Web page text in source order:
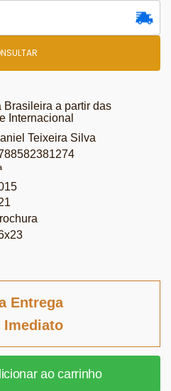
Brasileira a partir das
Internacional
Teixeira Silva
Entrega
Imediato
ao carrinho